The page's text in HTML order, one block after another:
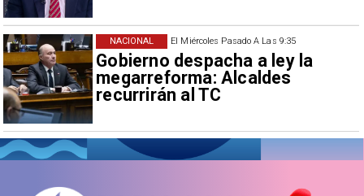
El Miércoles Pasado A Las 9:35
Gobierno despacha a ley la
megarreforma: Alcaldes
recurrirán al TC
NACIONAL